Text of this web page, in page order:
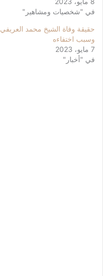
في "شخصيات ومشاهير"
حقيقة وفاة الشيخ محمد العريفي
وسبب اختفاءه
7 مايو، 2023
في "أخبار"